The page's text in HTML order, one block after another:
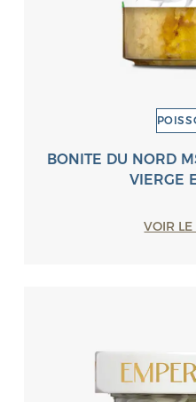
BONITE DU NORD
VIERGE
VOIR